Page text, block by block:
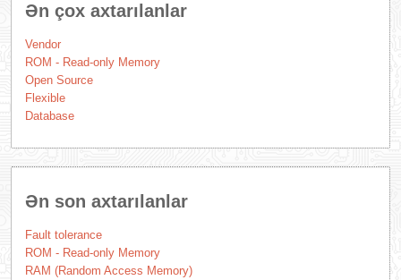
Ən çox axtarılanlar
Vendor
ROM - Read-only Memory
Open Source
Flexible
Database
Ən son axtarılanlar
Fault tolerance
ROM - Read-only Memory
RAM (Random Access Memory)